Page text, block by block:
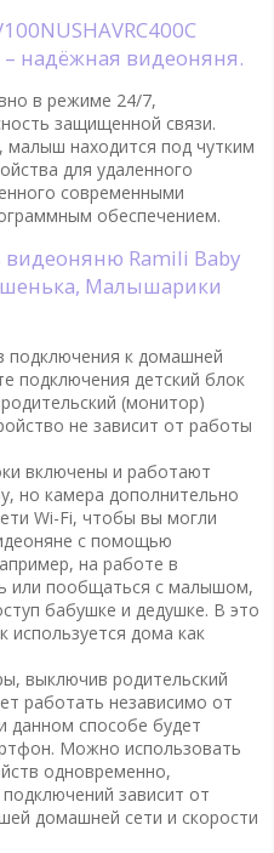
надёжная видеоняня.
в режиме 24/7,
защищенной связи.
находится под чутким
для удаленного
современными
обеспечением.
Малышарики
подключения к домашней
подключения детский блок
(монитор)
не зависит от работы
включены и работают
но камера дополнительно
Wi-Fi, чтобы вы могли
с помощью
на работе в
или пообщаться с малышом,
бабушке и дедушке. В это
используется дома как
выключив родительский
работать независимо от
данном способе будет
Можно использовать
одновременно,
зависит от
домашней сети и скорости